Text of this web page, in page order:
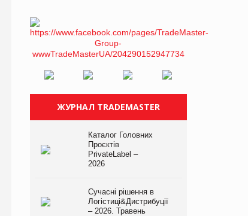
ЖУРНАЛ TRADEMASTER
Каталог Головних
Проєктів
PrivateLabel –
2026
Сучасні рішення в
Логістиці&Дистрибуції
– 2026. Травень